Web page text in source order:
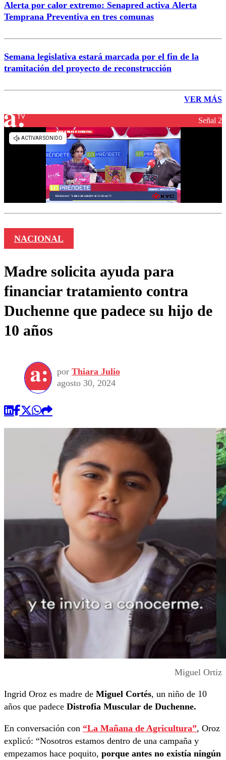
Alerta por calor extremo: Senapred activa Alerta
Temprana Preventiva en tres comunas
Semana legislativa estará marcada por el fin de la
tramitación del proyecto de reconstrucción
VER MÁS
Señal 2
NACIONAL
Madre solicita ayuda para
financiar tratamiento contra
Duchenne que padece su hijo de
10 años
por Thiara Julio
agosto 30, 2024
Miguel Ortiz
Ingrid Oroz es madre de Miguel Cortés, un niño de 10
años que padece Distrofia Muscular de Duchenne.
En conversación con “La Mañana de Agricultura”, Oroz
explicó: “Nosotros estamos dentro de una campaña y
empezamos hace poquito, porque antes no existía ningún